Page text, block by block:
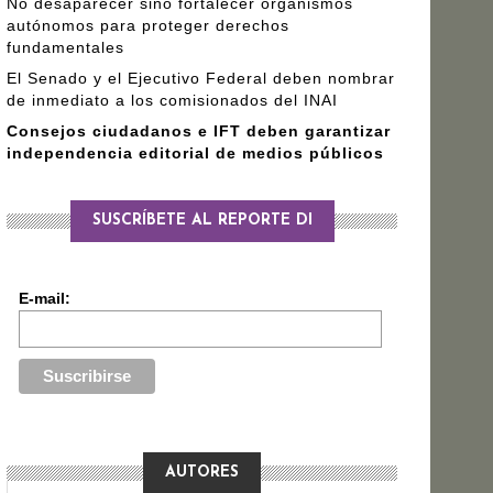
autónomos para proteger derechos
fundamentales
El Senado y el Ejecutivo Federal deben nombrar
de inmediato a los comisionados del INAI
Consejos ciudadanos e IFT deben garantizar
independencia editorial de medios públicos
SUSCRÍBETE AL REPORTE DI
E-mail:
AUTORES